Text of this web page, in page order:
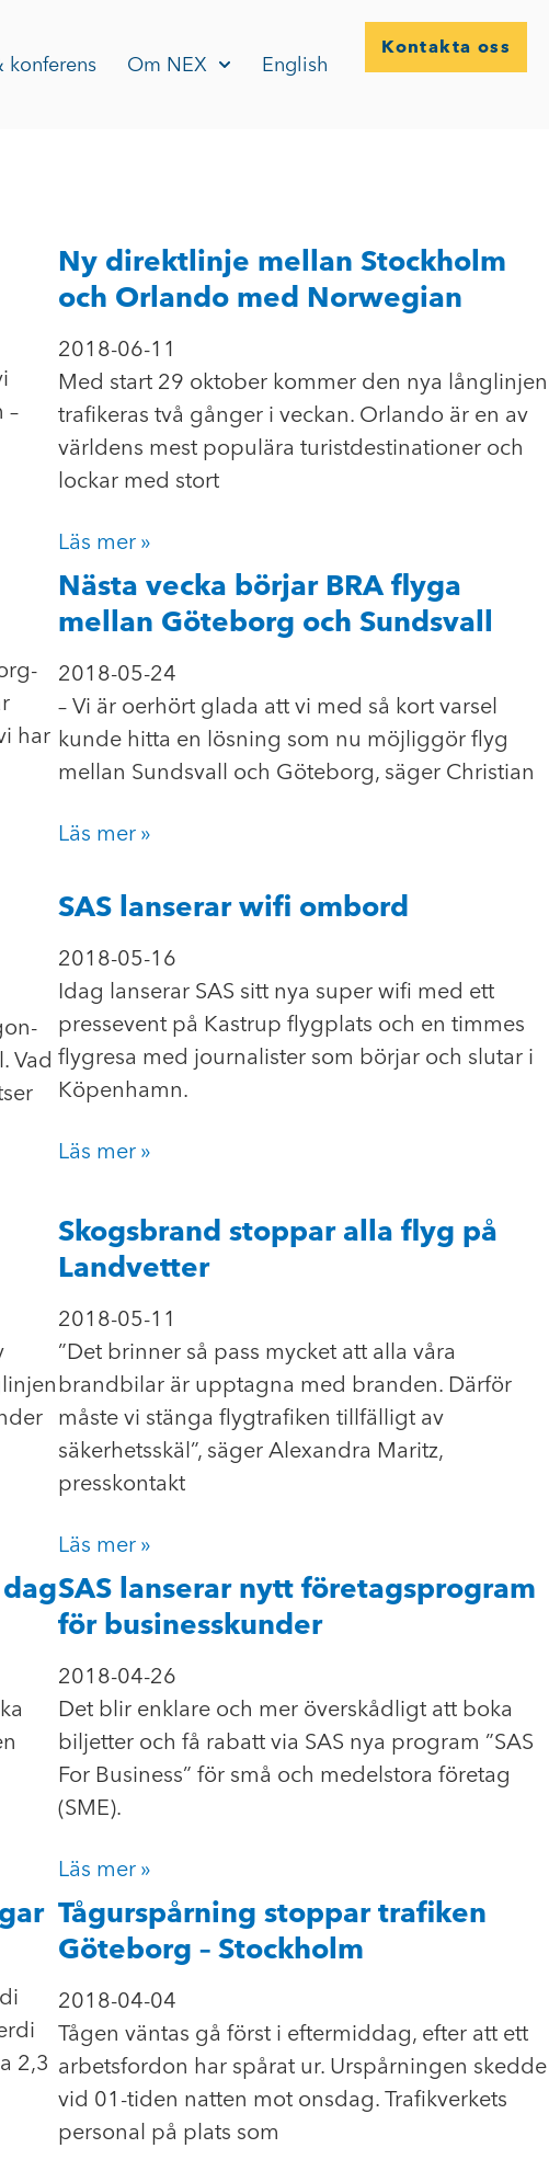
konferens Om NEX English
Kontakta oss
–
Ny direktlinje mellan Stockholm
och Orlando med Norwegian
2018-06-11
Med start 29 oktober kommer den nya långlinjen
trafikeras två gånger i veckan. Orlando är en av
världens mest populära turistdestinationer och
lockar med stort
Läs mer »
har
Nästa vecka börjar BRA flyga
mellan Göteborg och Sundsvall
2018-05-24
– Vi är oerhört glada att vi med så kort varsel
kunde hitta en lösning som nu möjliggör flyg
mellan Sundsvall och Göteborg, säger Christian
Läs mer »
Vad
SAS lanserar wifi ombord
2018-05-16
Idag lanserar SAS sitt nya super wifi med ett
pressevent på Kastrup flygplats och en timmes
flygresa med journalister som börjar och slutar i
Köpenhamn.
Läs mer »
Skogsbrand stoppar alla flyg på
Landvetter
2018-05-11
”Det brinner så pass mycket att alla våra
brandbilar är upptagna med branden. Därför
måste vi stänga flygtrafiken tillfälligt av
säkerhetsskäl”, säger Alexandra Maritz,
presskontakt
Läs mer »
SAS lanserar nytt företagsprogram
för businesskunder
2018-04-26
Det blir enklare och mer överskådligt att boka
biljetter och få rabatt via SAS nya program ”SAS
For Business” för små och medelstora företag
(SME).
Läs mer »
2,3
Tågurspårning stoppar trafiken
Göteborg – Stockholm
2018-04-04
Tågen väntas gå först i eftermiddag, efter att ett
arbetsfordon har spårat ur. Urspårningen skedde
vid 01-tiden natten mot onsdag. Trafikverkets
personal på plats som